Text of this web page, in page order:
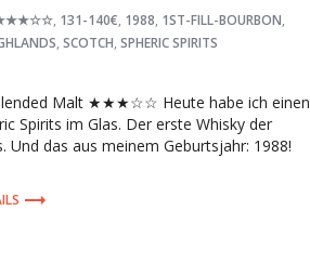
, 131-140€, 1988, 1ST-FILL-BOURBON,
, SCOTCH, SPHERIC SPIRITS
Malt ★★★☆☆ Heute habe ich einen
Spirits im Glas. Der erste Whisky der
Und das aus meinem Geburtsjahr: 1988!